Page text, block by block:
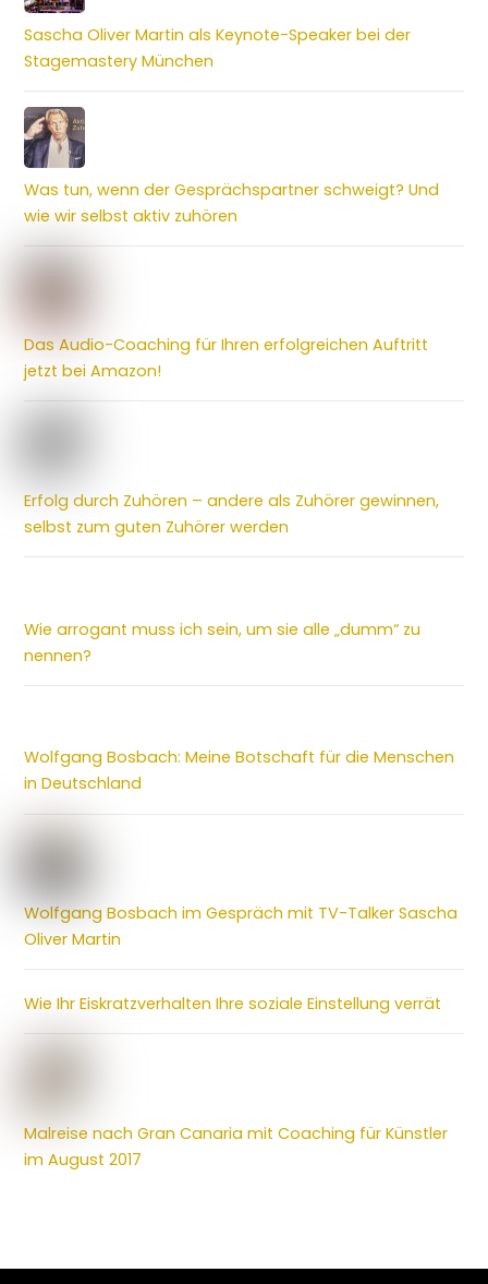
Sascha Oliver Martin als Keynote-Speaker bei der
Stagemastery München
Was tun, wenn der Gesprächspartner schweigt? Und
wie wir selbst aktiv zuhören
Das Audio-Coaching für Ihren erfolgreichen Auftritt
jetzt bei Amazon!
Erfolg durch Zuhören – andere als Zuhörer gewinnen,
selbst zum guten Zuhörer werden
Wie arrogant muss ich sein, um sie alle „dumm“ zu
nennen?
Wolfgang Bosbach: Meine Botschaft für die Menschen
in Deutschland
Wolfgang Bosbach im Gespräch mit TV-Talker Sascha
Oliver Martin
Wie Ihr Eiskratzverhalten Ihre soziale Einstellung verrät
Malreise nach Gran Canaria mit Coaching für Künstler
im August 2017